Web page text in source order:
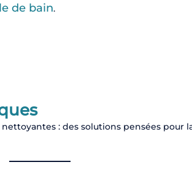
de bain.
: des solutions pensées pour